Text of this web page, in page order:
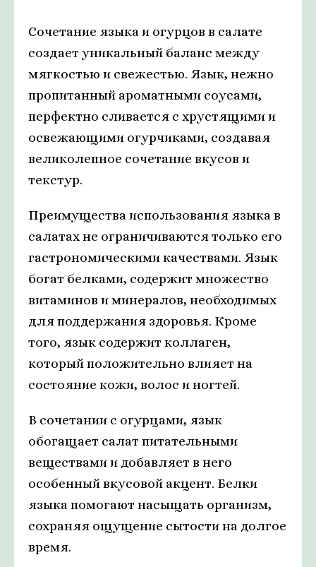
Сочетание языка и огурцов в салате
создает уникальный баланс между
мягкостью и свежестью. Язык, нежно
пропитанный ароматными соусами,
перфектно сливается с хрустящими и
освежающими огурчиками, создавая
великолепное сочетание вкусов и
текстур.
Преимущества использования языка в
салатах не ограничиваются только его
гастрономическими качествами. Язык
богат белками, содержит множество
витаминов и минералов, необходимых
для поддержания здоровья. Кроме
того, язык содержит коллаген,
который положительно влияет на
состояние кожи, волос и ногтей.
В сочетании с огурцами, язык
обогащает салат питательными
веществами и добавляет в него
особенный вкусовой акцент. Белки
языка помогают насыщать организм,
сохраняя ощущение сытости на долгое
время.